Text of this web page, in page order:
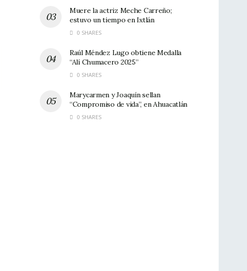
Muere la actriz Meche Carreño;
estuvo un tiempo en Ixtlán
0 SHARES
Raúl Méndez Lugo obtiene Medalla
“Alí Chumacero 2025”
0 SHARES
Marycarmen y Joaquín sellan
“Compromiso de vida”, en Ahuacatlán
0 SHARES